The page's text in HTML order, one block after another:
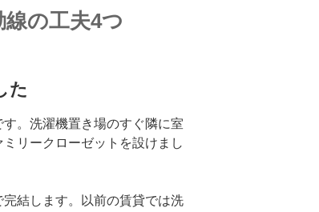
の工夫4つ
た
。洗濯機置き場のすぐ隣に室
リークローゼットを設けまし
結します。以前の賃貸では洗